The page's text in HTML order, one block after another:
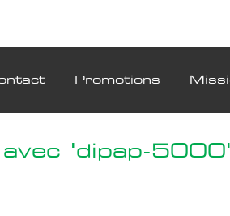
Promotions
'dipap-5000'